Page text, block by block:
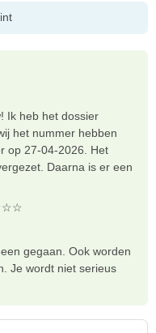
Ik heb het dossier
het nummer hebben
op 27-04-2026. Het
Daarna is er een
gegaan. Ook worden
Je wordt niet serieus